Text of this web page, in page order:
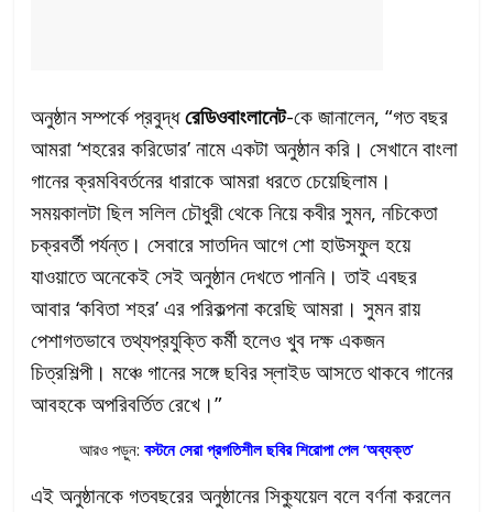
অনুষ্ঠান সম্পর্কে প্রবুদ্ধরেডিওবাংলানেট-কে জানালেন, “গত বছর
আমরা ‘শহরের করিডোর’ নামে একটা অনুষ্ঠান করি। সেখানে বাংলা
গানের ক্রমবিবর্তনের ধারাকে আমরা ধরতে চেয়েছিলাম।
সময়কালটা ছিল সলিল চৌধুরী থেকে নিয়ে কবীর সুমন, নচিকেতা
চক্রবর্তী পর্যন্ত। সেবারে সাতদিন আগে শো হাউসফুল হয়ে
যাওয়াতে অনেকেই সেই অনুষ্ঠান দেখতে পাননি। তাই এবছর
আবার ‘কবিতা শহর’ এর পরিকল্পনা করেছি আমরা। সুমন রায়
পেশাগতভাবে তথ্যপ্রযুক্তি কর্মী হলেও খুব দক্ষ একজন
চিত্রশিল্পী। মঞ্চে গানের সঙ্গে ছবির স্লাইড আসতে থাকবে গানের
আবহকে অপরিবর্তিত রেখে।”
আরও পড়ুন: বস্টনে সেরা প্রগতিশীল ছবির শিরোপা পেল ‘অব্যক্ত’
এই অনুষ্ঠানকে গতবছরের অনুষ্ঠানের সিক্যুয়েল বলে বর্ণনা করলেন